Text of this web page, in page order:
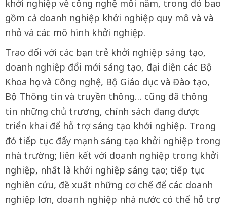
khởi nghiệp về công nghệ mỗi năm, trong đó bao
gồm cả doanh nghiệp khởi nghiệp quy mô và và
nhỏ và các mô hình khởi nghiệp.
Trao đổi với các bạn trẻ khởi nghiệp sáng tạo,
doanh nghiệp đổi mới sáng tạo, đại diện các Bộ
Khoa học và Công nghệ, Bộ Giáo dục và Đào tạo,
Bộ Thông tin và truyền thông… cũng đã thông
tin những chủ trương, chính sách đang được
triển khai để hỗ trợ sáng tạo khởi nghiệp. Trong
đó tiếp tục đẩy mạnh sáng tạo khởi nghiệp trong
nhà trường; liên kết với doanh nghiệp trong khởi
nghiệp, nhất là khởi nghiệp sáng tạo; tiếp tục
nghiên cứu, đề xuất những cơ chế để các doanh
nghiệp lơn, doanh nghiệp nhà nước có thể hỗ trợ